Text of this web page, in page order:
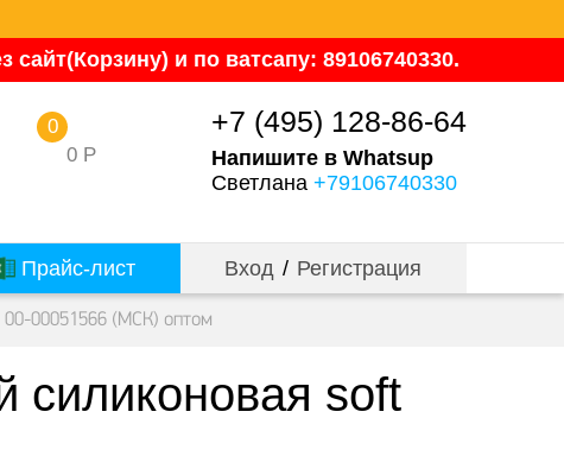
и по ватсапу: 89106740330.
0 Р
0 +7 (495) 128-86-64
Напишите в Whatsup
Светлана +79106740330
Прайс-лист Вход / Регистрация
00-00051566 (МСК) оптом
силиконовая soft